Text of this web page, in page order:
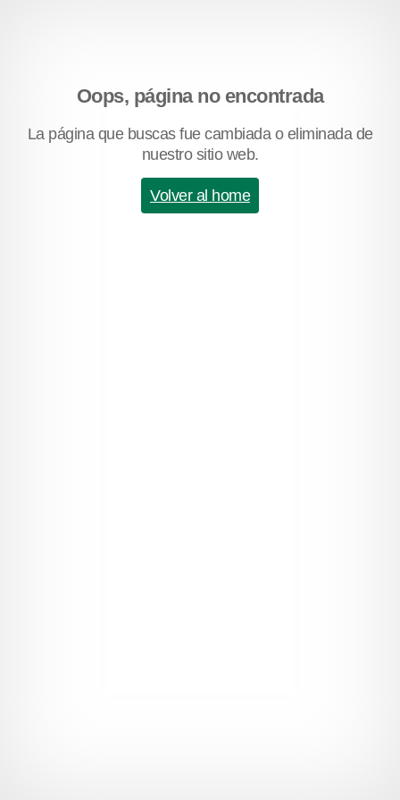
Oops, página no encontrada
La página que buscas fue cambiada o eliminada de
nuestro sitio web.
Volver al home